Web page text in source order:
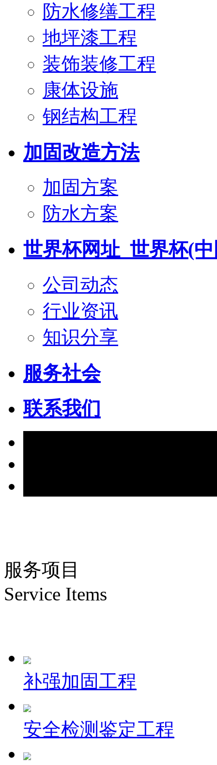
防水修缮工程
地坪漆工程
装饰装修工程
康体设施
钢结构工程
加固改造方法
加固方案
防水方案
世界杯网址_世界杯(
公司动态
行业资讯
知识分享
服务社会
联系我们
服务项目
Service Items
补强加固工程
安全检测鉴定工程